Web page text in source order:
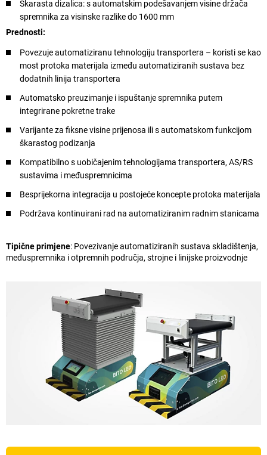
Škarasta dizalica: s automatskim podešavanjem visine držača
spremnika za visinske razlike do 1600 mm
Prednosti:
Povezuje automatiziranu tehnologiju transportera – koristi se kao
most protoka materijala između automatiziranih sustava bez
dodatnih linija transportera
Automatsko preuzimanje i ispuštanje spremnika putem
integrirane pokretne trake
Varijante za fiksne visine prijenosa ili s automatskom funkcijom
škarastog podizanja
Kompatibilno s uobičajenim tehnologijama transportera, AS/RS
sustavima i međuspremnicima
Besprijekorna integracija u postojeće koncepte protoka materijala
Podržava kontinuirani rad na automatiziranim radnim stanicama
Tipične primjene: Povezivanje automatiziranih sustava skladištenja,
međuspremnika i otpremnih područja, strojne i linijske proizvodnje